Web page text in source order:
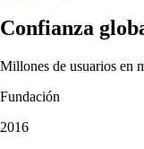
Confianza
Millones de usuarios en
Fundación
2016